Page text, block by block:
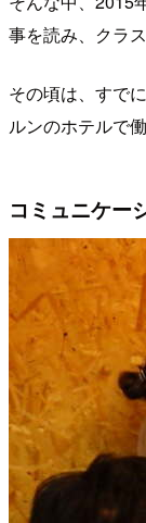
事を読み、クラ
その頃は、すで
ルンのホテルで
コミュニケー